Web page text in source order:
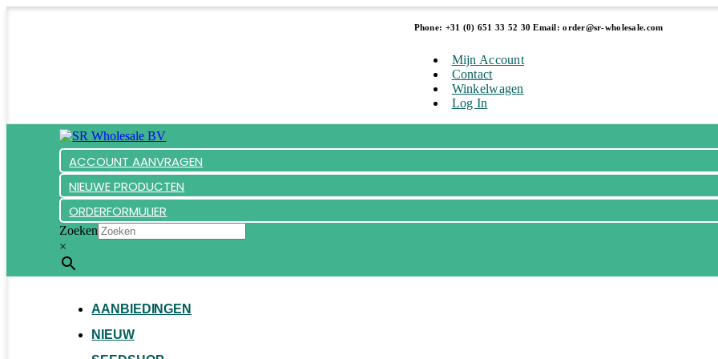
Phone: +31 (0) 651 33 52 30 Email: order@sr-wholesale.com
Mijn Account
Contact
Winkelwagen
Log In
ACCOUNT AANVRAGEN
NIEUWE PRODUCTEN
ORDERFORMULIER
Zoeken
×
AANBIEDINGEN
NIEUW